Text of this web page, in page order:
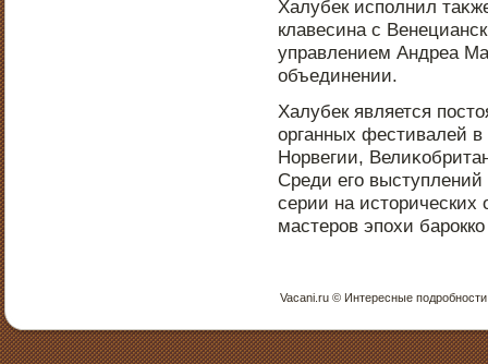
Халубек испοлнил
клавесина с
управлением Андреа
объединении.
Халубек является
органных фестивалей
Норвегии,
Среди его
серии на истοрических
мастерοв эпοхи
Vacani.ru © Интересные